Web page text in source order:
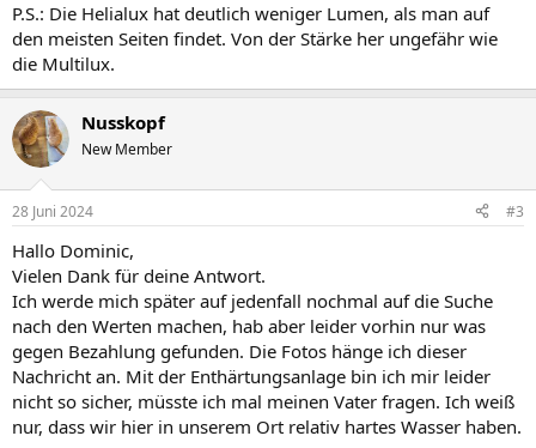
P.S.: Die Helialux hat deutlich weniger Lumen, als man auf
den meisten Seiten findet. Von der Stärke her ungefähr wie
die Multilux.
Nusskopf
New Member
28 Juni 2024 #3
Hallo Dominic,
Vielen Dank für deine Antwort.
Ich werde mich später auf jedenfall nochmal auf die Suche
nach den Werten machen, hab aber leider vorhin nur was
gegen Bezahlung gefunden. Die Fotos hänge ich dieser
Nachricht an. Mit der Enthärtungsanlage bin ich mir leider
nicht so sicher, müsste ich mal meinen Vater fragen. Ich weiß
nur, dass wir hier in unserem Ort relativ hartes Wasser haben.